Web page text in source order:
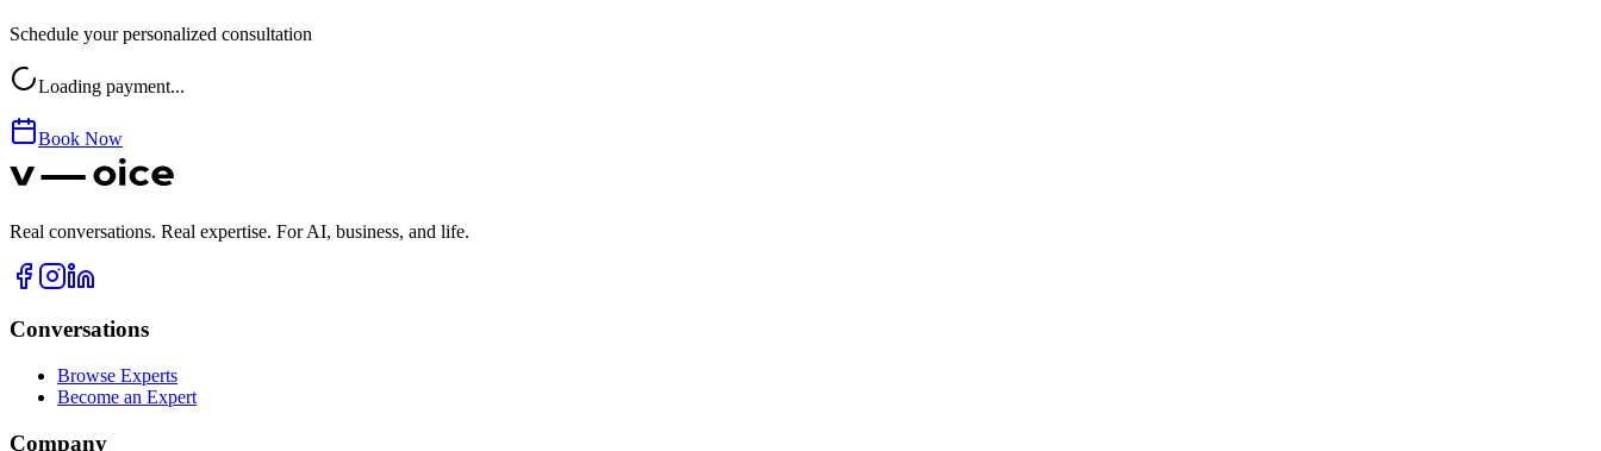
Schedule your personalized consultation
Loading payment...
Book Now
Real conversations. Real expertise. For AI, business, and life.
Conversations
Browse Experts
Become an Expert
Company